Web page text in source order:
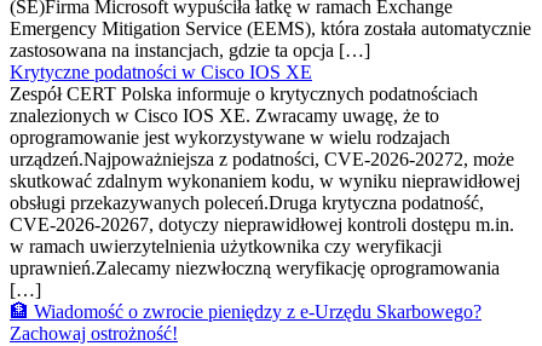
(SE)Firma Microsoft wypuściła łatkę w ramach Exchange
Emergency Mitigation Service (EEMS), która została automatycznie
zastosowana na instancjach, gdzie ta opcja […]
Krytyczne podatności w Cisco IOS XE
Zespół CERT Polska informuje o krytycznych podatnościach
znalezionych w Cisco IOS XE. Zwracamy uwagę, że to
oprogramowanie jest wykorzystywane w wielu rodzajach
urządzeń.Najpoważniejsza z podatności, CVE-2026-20272, może
skutkować zdalnym wykonaniem kodu, w wyniku nieprawidłowej
obsługi przekazywanych poleceń.Druga krytyczna podatność,
CVE-2026-20267, dotyczy nieprawidłowej kontroli dostępu m.in.
w ramach uwierzytelnienia użytkownika czy weryfikacji
uprawnień.Zalecamy niezwłoczną weryfikację oprogramowania
[…]
🏦 Wiadomość o zwrocie pieniędzy z e-Urzędu Skarbowego?
Zachowaj ostrożność!